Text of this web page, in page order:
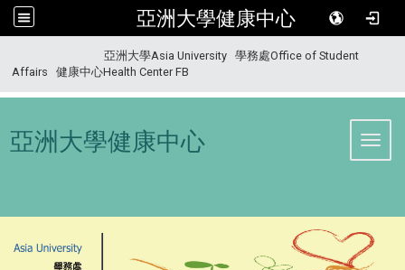
亞洲大學健康中心
亞洲大學Asia University
學務處Office of Student
Affairs
健康中心Health Center FB
亞洲大學健康中心